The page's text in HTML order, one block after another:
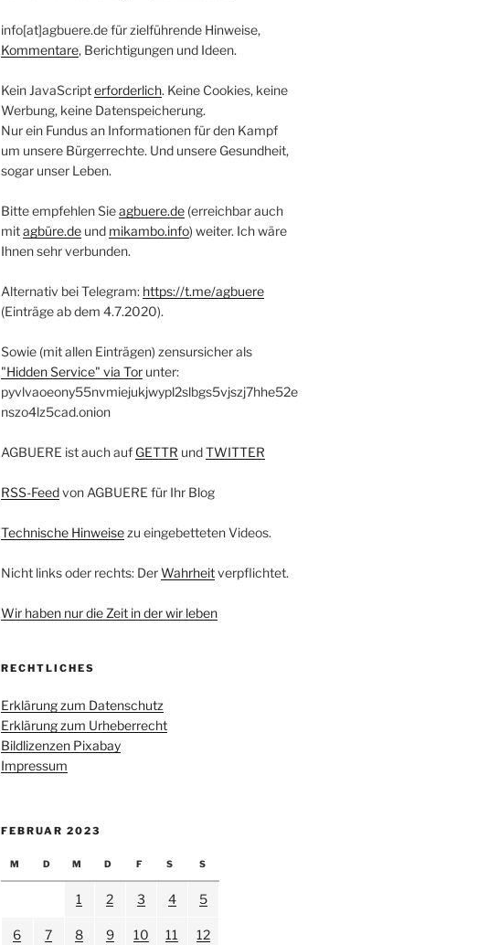
info[at]agbuere.de für zielführende Hinweise,
Kommentare, Berichtigungen und Ideen.
Kein JavaScripterforderlich. Keine Cookies, keine
Werbung, keine Datenspeicherung.
Nur ein Fundus an Informationen für den Kampf
um unsere Bürgerrechte. Und unsere Gesundheit,
sogar unser Leben.
Bitte empfehlen Sieagbuere.de(erreichbar auch
mitagbüre.deund mikambo.info) weiter. Ich wäre
Ihnen sehr verbunden.
Alternativ bei Telegram: https://t.me/agbuere
(Einträge ab dem 4.7.2020).
Sowie (mit allen Einträgen) zensursicher als
"Hidden Service" via Torunter:
pyvlvaoeony55nvmiejukjwypl2slbgs5vjszj7hhe52e
nszo4lz5cad.onion
AGBUERE ist auch auf GETTR undTWITTER
RSS-Feedvon AGBUERE für Ihr Blog
Technische Hinweisezu eingebetteten Videos.
Nicht links oder rechts: DerWahrheitverpflichtet.
Wir haben nur die Zeit in der wir leben
RECHTLICHES
Erklärung zum Datenschutz
Erklärung zum Urheberrecht
Bildlizenzen Pixabay
Impressum
FEBRUAR 2023
M D M D F S S
1 2 3 4 5
6 7 8 9 10 11 12